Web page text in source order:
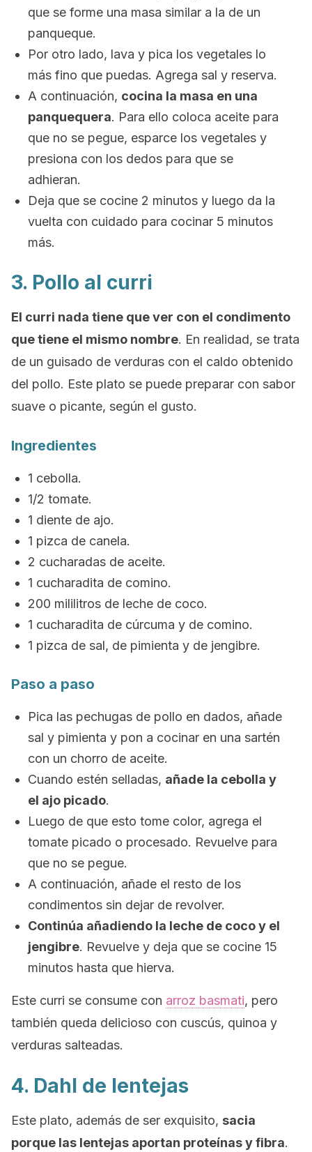
que se forme una masa similar a la de un
panqueque.
Por otro lado, lava y pica los vegetales lo
más fino que puedas. Agrega sal y reserva.
A continuación, cocina la masa en una
panquequera. Para ello coloca aceite para
que no se pegue, esparce los vegetales y
presiona con los dedos para que se
adhieran.
Deja que se cocine 2 minutos y luego da la
vuelta con cuidado para cocinar 5 minutos
más.
3. Pollo al curri
El curri nada tiene que ver con el condimento
que tiene el mismo nombre. En realidad, se trata
de un guisado de verduras con el caldo obtenido
del pollo. Este plato se puede preparar con sabor
suave o picante, según el gusto.
Ingredientes
1 cebolla.
1/2 tomate.
1 diente de ajo.
1 pizca de canela.
2 cucharadas de aceite.
1 cucharadita de comino.
200 mililitros de leche de coco.
1 cucharadita de cúrcuma y de comino.
1 pizca de sal, de pimienta y de jengibre.
Paso a paso
Pica las pechugas de pollo en dados, añade
sal y pimienta y pon a cocinar en una sartén
con un chorro de aceite.
Cuando estén selladas, añade la cebolla y
el ajo picado.
Luego de que esto tome color, agrega el
tomate picado o procesado. Revuelve para
que no se pegue.
A continuación, añade el resto de los
condimentos sin dejar de revolver.
Continúa añadiendo la leche de coco y el
jengibre. Revuelve y deja que se cocine 15
minutos hasta que hierva.
Este curri se consume con arroz basmati, pero
también queda delicioso con cuscús, quinoa y
verduras salteadas.
4. Dahl de lentejas
Este plato, además de ser exquisito, sacia
porque las lentejas aportan proteínas y fibra.